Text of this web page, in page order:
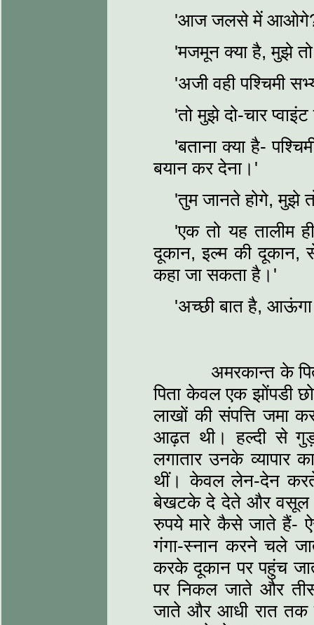
'आज जलसे में
'मजमून क्या है, मुझे तो
'अजी वही पश्चिमी
'तो मुझे दो-चार
'बताना क्या है-
बयान कर देना।'
'तुम जानते होगे, मुझे
'एक तो यह तालीम
दूकान, इल्म की दूकान,
कहा जा सकता है।'
'अच्छी बात है,
अमरकान्त के
पिता केवल एक झोंपडी
लाखों की संपत्ति जमा
आढ़त थी। हल्दी से
लगातार उनके व्यापार
थीं। केवल लेन-देन
बेखटके दे देते और वसूल
रुपये मारे कैसे जाते हैं-
गंगा-स्नान करने चले
करके दूकान पर पहुंच
पर निकल जाते और
जाते और आधी रात तक